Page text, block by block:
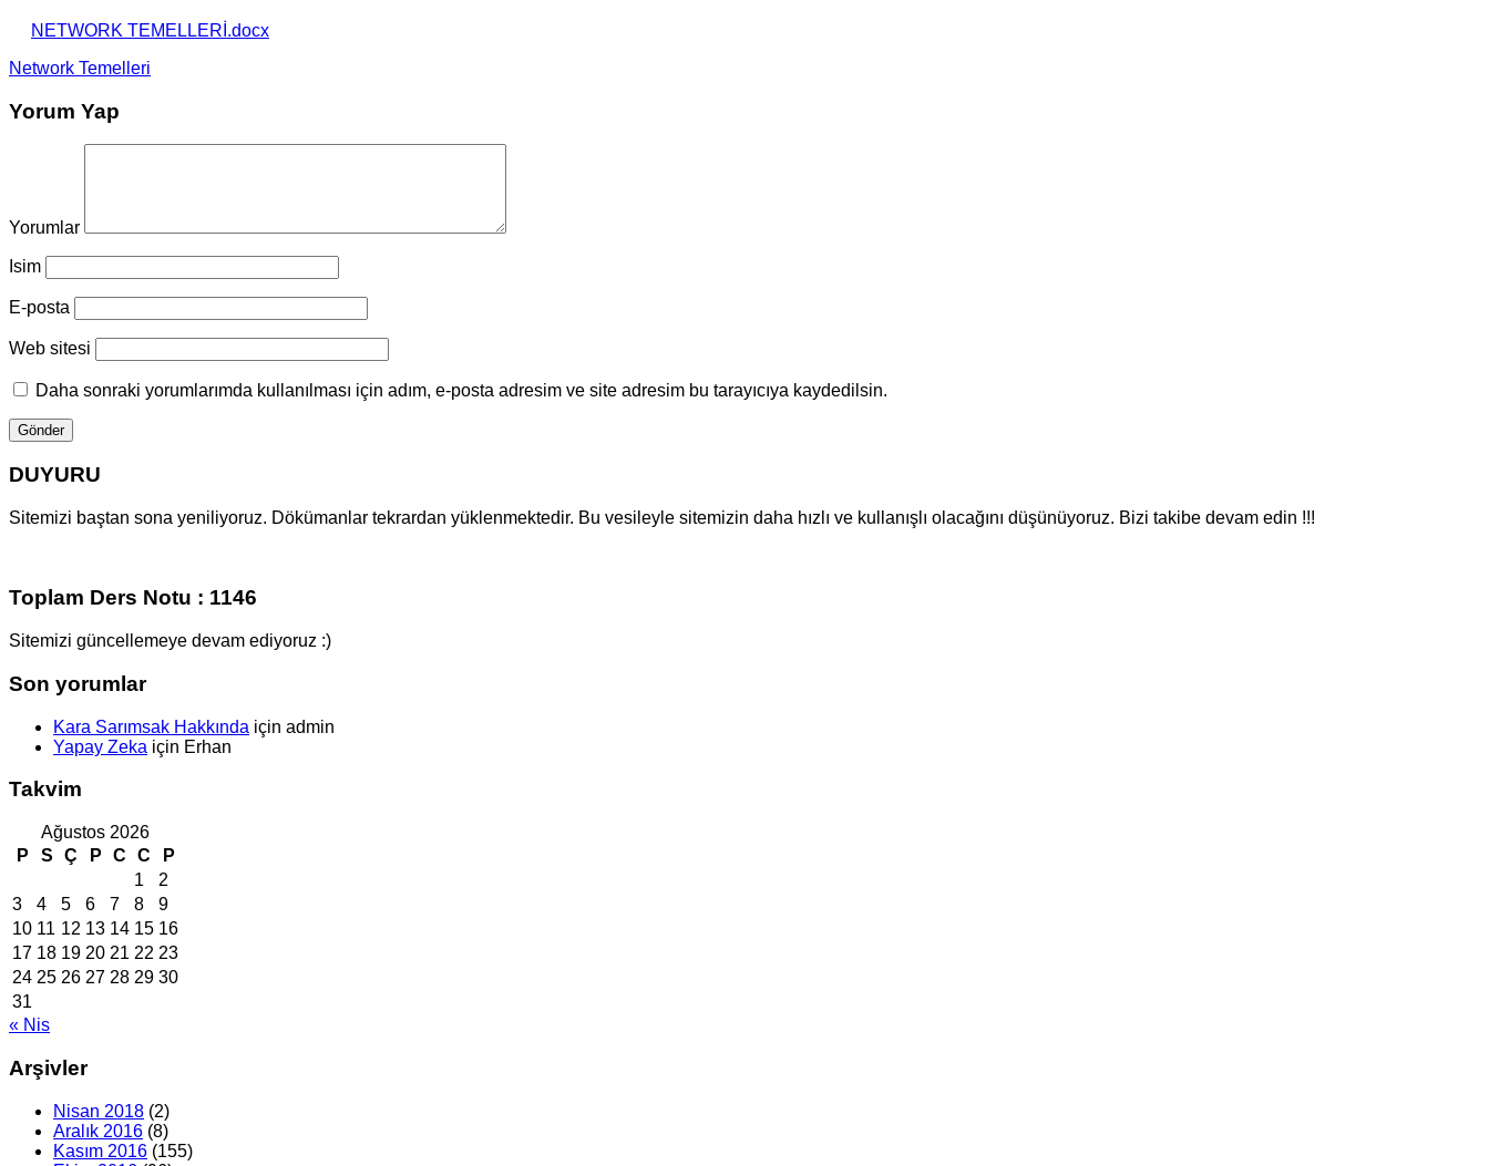
NETWORK TEMELLERİ.docx
Network Temelleri
Yorum Yap
Yorumlar
Isim
E-posta
Web sitesi
Daha sonraki yorumlarımda kullanılması için adım, e-posta adresim ve site adresim bu tarayıcıya kaydedilsin.
DUYURU
Sitemizi baştan sona yeniliyoruz. Dökümanlar tekrardan yüklenmektedir. Bu vesileyle sitemizin daha hızlı ve kullanışlı olacağını düşünüyoruz. Bizi takibe devam edin !!!
Toplam Ders Notu : 1146
Sitemizi güncellemeye devam ediyoruz :)
Son yorumlar
Kara Sarımsak Hakkında için admin
Yapay Zeka için Erhan
Takvim
Ağustos 2026
P
S Ç P C C
P
1
2
3
4 5 6 7 8
9
10 11 12 13 14 15 16
17 18 19 20 21 22 23
24 25 26 27 28 29 30
31
« Nis
Arşivler
Nisan 2018 (2)
Aralık 2016 (8)
Kasım 2016 (155)